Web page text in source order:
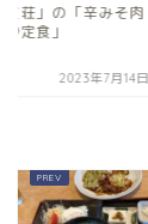
貫荘」の「辛みそ肉
定食」
2023年7月14日